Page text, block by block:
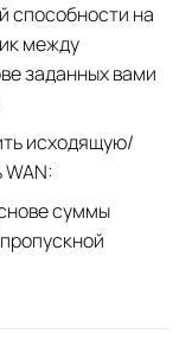
способности на
между
заданных вами
исходящую/
суммы